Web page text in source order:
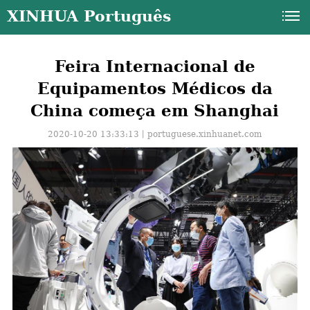
XINHUA Português
Feira Internacional de
Equipamentos Médicos da
China começa em Shanghai
2020-10-20 13:33:13丨portuguese.xinhuanet.com